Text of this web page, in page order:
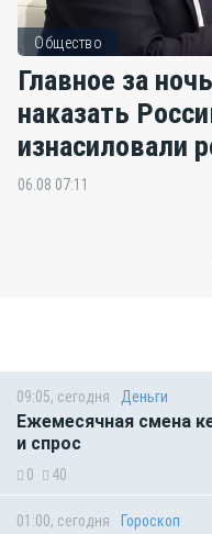
Общество
Главное за
наказать
изнасиловали
06.08 07:11
09:05, сегодня Деньги
Ежемесячная смена
и спрос
0 40
01:00, сегодня Гороскоп